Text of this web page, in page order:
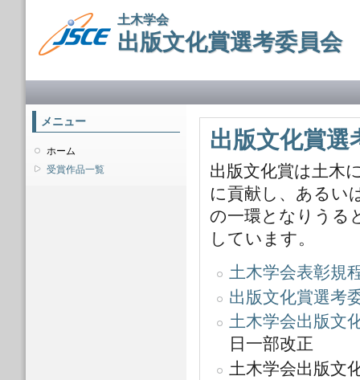
ツ
に
移
土木学会
出版文化賞選考委員会
メニュー
ホーム
受賞作品一覧
出版文化賞選
出版文化賞は土木
に貢献し、あるい
の一環となりうる
しています。
土木学会表彰規
出版文化賞選考
土木学会出版文
日一部改正
土木学会出版